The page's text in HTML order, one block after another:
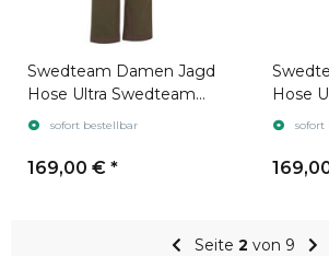
Swedteam Damen Jagd
Hose Ultra Swedteam
Greensofort bestellbar
169,00 € *
Hose
sofort
Seite 2 von 9